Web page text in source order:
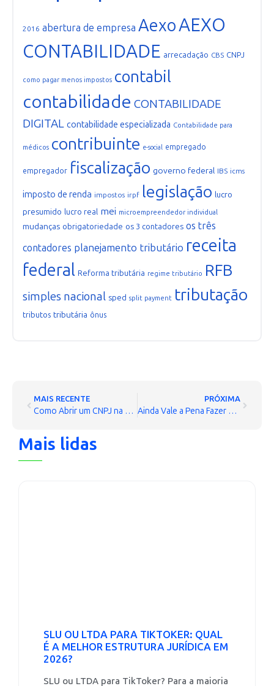
2016 abertura de empresa AexoAEXO
CONTABILIDADE arrecadação CBS CNPJ
como pagar menos impostos contabil
contabilidade CONTABILIDADE
DIGITAL contabilidade especializada Contabilidade para
médicos contribuinte e-social empregado
empregador fiscalização governo federal IBS icms
imposto de renda impostos irpf legislação lucro
presumido lucro real mei microempreendedor individual
mudanças obrigatoriedade os 3 contadores os três
contadores planejamento tributário receita
federal Reforma tributária regime tributário RFB
simples nacional sped split payment tributação
tributos tributária ônus
MAIS RECENTE
Como Abrir um CNPJ na Vila Olímpia: Guia Completo
PRÓXIMA
Ainda Vale a Pena Fazer Dropshipping Internacional em 2025? Descubra Agora!
Mais lidas
SLU OU LTDA PARA TIKTOKER: QUAL
É A MELHOR ESTRUTURA JURÍDICA EM
2026?
SLU ou LTDA para TikToker? Para a maioria